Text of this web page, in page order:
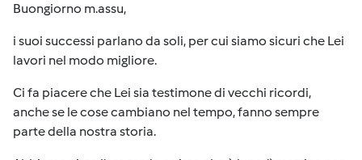
Buongiorno m.assu,
i suoi successi parlano da soli, per cui siamo sicuri che Lei
lavori nel modo migliore.
Ci fa piacere che Lei sia testimone di vecchi ricordi,
anche se le cose cambiano nel tempo, fanno sempre
parte della nostra storia.